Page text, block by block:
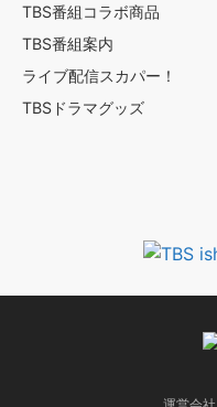
TBS番組コラボ商品
TBS番組案内
ライブ配信スカパー！
TBSドラマグッズ